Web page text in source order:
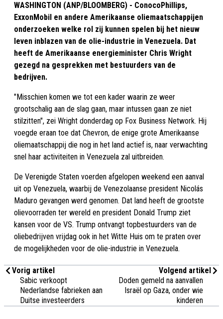
WASHINGTON (ANP/BLOOMBERG) - ConocoPhillips,
ExxonMobil en andere Amerikaanse oliemaatschappijen
onderzoeken welke rol zij kunnen spelen bij het nieuw
leven inblazen van de olie-industrie in Venezuela. Dat
heeft de Amerikaanse energieminister Chris Wright
gezegd na gesprekken met bestuurders van de
bedrijven.
"Misschien komen we tot een kader waarin ze weer
grootschalig aan de slag gaan, maar intussen gaan ze niet
stilzitten", zei Wright donderdag op Fox Business Network. Hij
voegde eraan toe dat Chevron, de enige grote Amerikaanse
oliemaatschappij die nog in het land actief is, naar verwachting
snel haar activiteiten in Venezuela zal uitbreiden.
De Verenigde Staten voerden afgelopen weekend een aanval
uit op Venezuela, waarbij de Venezolaanse president Nicolás
Maduro gevangen werd genomen. Dat land heeft de grootste
olievoorraden ter wereld en president Donald Trump ziet
kansen voor de VS. Trump ontvangt topbestuurders van de
oliebedrijven vrijdag ook in het Witte Huis om te praten over
de mogelijkheden voor de olie-industrie in Venezuela.
Vorig artikel
Sabic verkoopt
Nederlandse fabrieken aan
Duitse investeerders
Volgend artikel
Doden gemeld na aanvallen
Israël op Gaza, onder wie
kinderen